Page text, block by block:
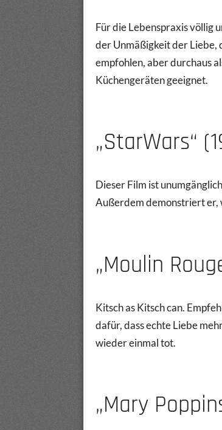
Für die Lebenspraxis völlig
der Unmäßigkeit der Liebe,
empfohlen, aber durchaus
Küchengeräten geeignet.
„StarWars“
Dieser Film ist
Außerdem demonstriert er,
„Moulin
Kitsch as Kitsch can.
dafür, dass echte Liebe
wieder einmal tot.
„Mary